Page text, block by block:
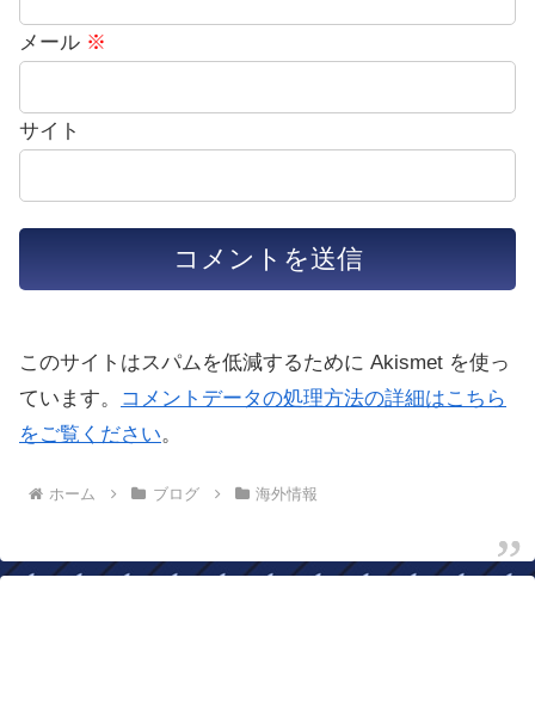
メール ※
サイト
このサイトはスパムを低減するために Akismet を使っ
ています。
コメントデータの処理方法の詳細はこちら
をご覧ください。
ホーム ブログ 海外情報